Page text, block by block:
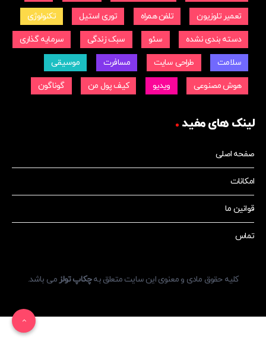
تعمیر تلوزیون تلفن همراه توری استیل تکنولوژی
دسته بندی نشده سئو سبک زندگی سرمایه گذاری
سلامت طراحی سایت مسافرت موسیقی
هوش مصنوعی ویدیو کیف پول من گوناگون
لینک های مفید
صفحه اصلی
امکانات
قوانین ما
تماس
کلیه حقوق مادی و معنوی این سایت متعلق بهچکاپ تولزمی باشد.